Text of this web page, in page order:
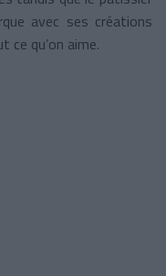
avec ses créations
ce qu’on aime.